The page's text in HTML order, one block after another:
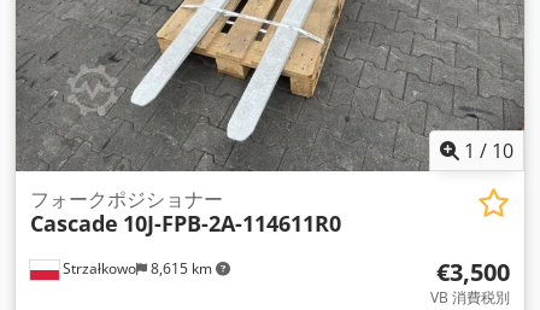
1 / 10
Strzałkowo 8,615 km
フォークポジショナー
Cascade 10J-FPB-2A-114611R0
€3,500
VB 消費税別